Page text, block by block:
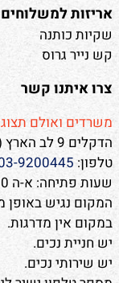
אריזות למשלוחים
שקיות כותנה
קש נייר גרוס
צרו איתנו קשר
משרדים ואולם
הדקלים 9 לב הארץ (ליד ראש העין)
טלפון: 9200445
שעות פתיחה: א-ה 8:30-16:30
המקום נגיש באופן
במקום אין מדרגות.
יש חניית נכים.
יש שירותי נכים.